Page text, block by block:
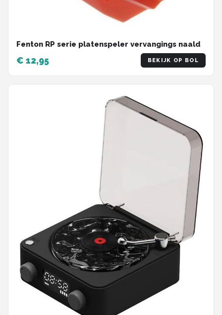
Fenton RP serie platenspeler vervangings naald
€ 12,95 BEKIJK OP BOL